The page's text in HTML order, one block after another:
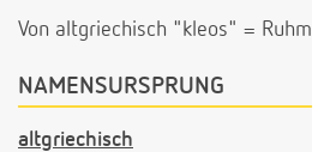
Von altgriechisch "kleos" = Ruhm
NAMENSURSPRUNG
altgriechisch